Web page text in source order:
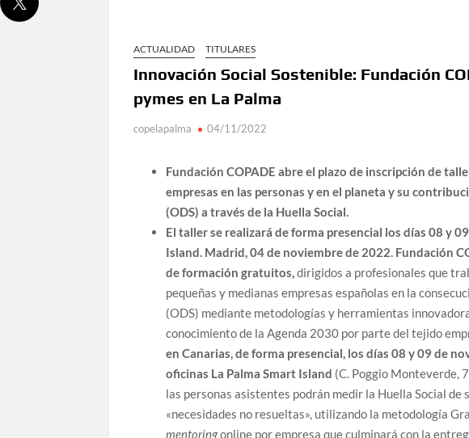
ACTUALIDAD TITULARES
Innovación Social Sostenible: Fundación
pymes en La Palma
copelapalma 04/11/2022
Fundación COPADE abre el plazo de inscripción de
empresas en las personas y en el planeta y su
(ODS) a través de la Huella Social.
El taller se realizará de forma presencial los días 08 y
Island. Madrid, 04 de noviembre de 2022. Fundación
de formación gratuitos,dirigidos a profesionales que
pequeñas y medianas empresas españolas en la
(ODS) mediante metodologías y herramientas
conocimiento de la Agenda 2030 por parte del tejido
en Canarias, de forma presencial, los días 08 y 09 de
oficinas La Palma Smart Island (C. Poggio Monteverde,
las personas asistentes podrán medir la Huella Social de
«necesidades no resueltas», utilizando la metodología
mentoringonline por empresa que culminará con la